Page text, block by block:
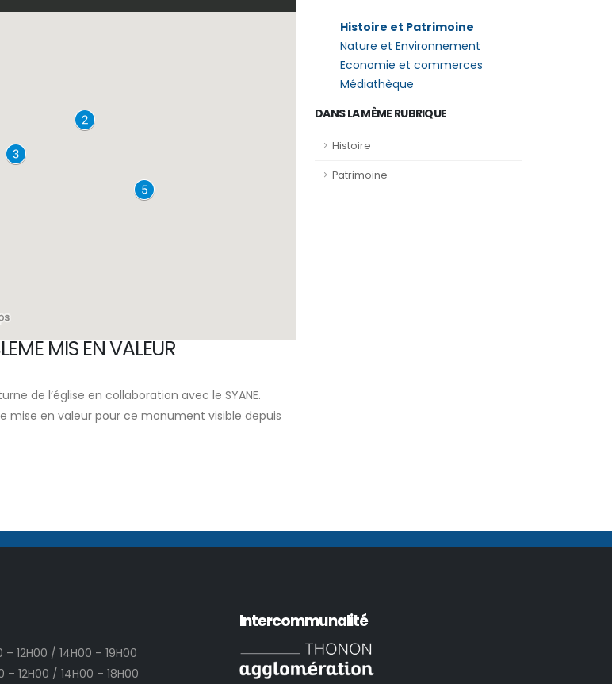
MIS EN VALEUR
de l’église en collaboration avec le SYANE.
mise en valeur pour ce monument visible depuis
Histoire et Patrimoine
Nature et Environnement
Economie et commerces
Médiathèque
DANS LA MÊME RUBRIQUE
Histoire
Patrimoine
– 12H00 / 14H00 – 19H00
– 12H00 / 14H00 – 18H00
Intercommunalité